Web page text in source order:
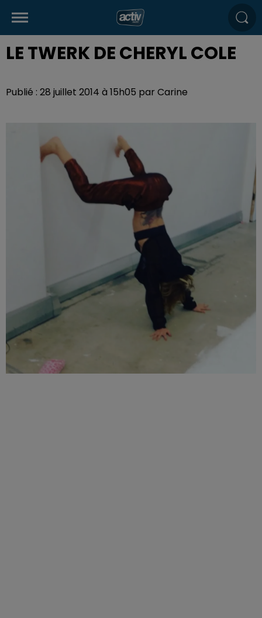
LE TWERK DE CHERYL COLE
Publié : 28 juillet 2014 à 15h05 par Carine